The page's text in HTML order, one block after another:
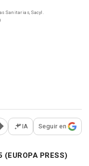
Sanitarias, Sacyl.
opciones para
IA Seguir en
(EUROPA PRESS)